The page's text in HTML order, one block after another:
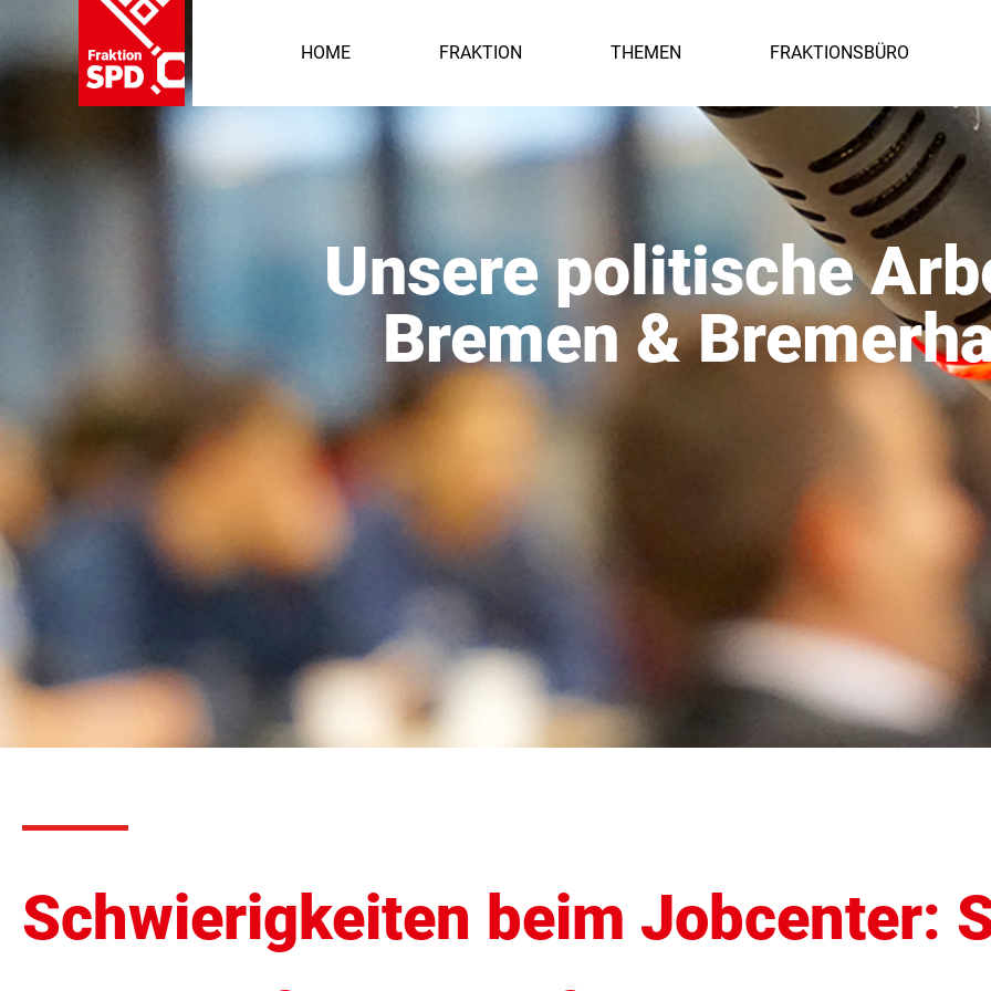
HOME FRAKTION THEMEN FRAKTIONSBÜRO
Unsere politische
Bremen &
Schwierigkeiten beim Jobcenter: